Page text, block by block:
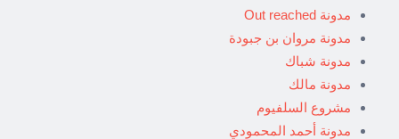
مدونة Out reached
مدونة مروان بن جبودة
مدونة شباك
مدونة مالك
مشروع السلفيوم
مدونة أحمد المحمودي